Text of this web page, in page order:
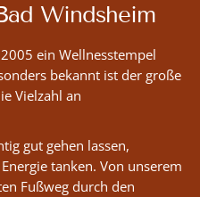
Windsheim
ein Wellnesstempel
bekannt ist der große
Vielzahl an
gut gehen lassen,
tanken. Von unserem
Fußweg durch den